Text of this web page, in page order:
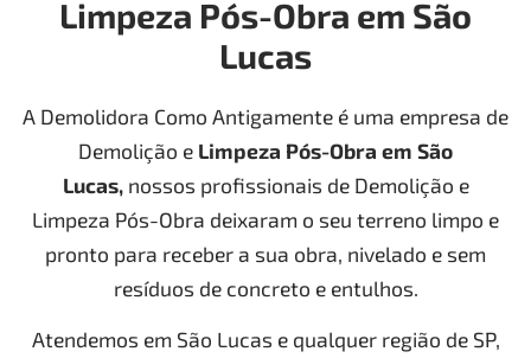
Limpeza Pós-Obra em São
Lucas
A Demolidora Como Antigamente é uma empresa de
Demolição e Limpeza Pós-Obra em São
Lucas, nossos profissionais de Demolição e
Limpeza Pós-Obra deixaram o seu terreno limpo e
pronto para receber a sua obra, nivelado e sem
resíduos de concreto e entulhos.
Atendemos em São Lucas e qualquer região de SP,